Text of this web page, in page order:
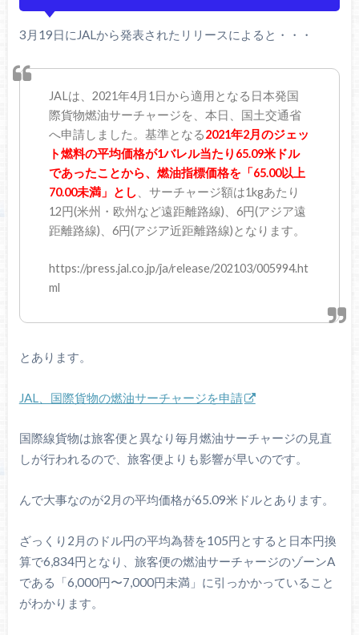
3月19日にJALから発表されたリリースによると・・・
JALは、2021年4月1日から適用となる日本発国
際貨物燃油サーチャージを、本日、国土交通省
へ申請しました。基準となる2021年2月のジェッ
ト燃料の平均価格が1バレル当たり65.09米ドル
であったことから、燃油指標価格を「65.00以上
70.00未満」とし 、サーチャージ額は1kgあたり
12円(米州・欧州など遠距離路線)、6円(アジア遠
距離路線)、6円(アジア近距離路線)となります。
https://press.jal.co.jp/ja/release/202103/005994.ht
ml
とあります。
JAL、国際貨物の燃油サーチャージを申請
国際線貨物は旅客便と異なり毎月燃油サーチャージの見直
しが行われるので、旅客便よりも影響が早いのです。
んで大事なのが2月の平均価格が65.09米ドルとあります。
ざっくり2月のドル円の平均為替を105円とすると日本円換
算で6,834円となり、旅客便の燃油サーチャージのゾーンA
である「6,000円〜7,000円未満」に引っかかっていること
がわかります。